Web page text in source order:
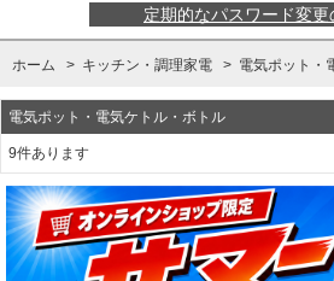
定期的なパスワード変更
ホーム > キッチン・調理家電 > 電気ポット・
電気ポット・電気ケトル・ボトル
9件あります